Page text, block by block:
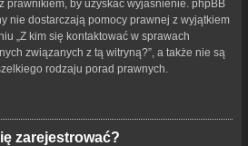
prawnikiem, by uzyskać wyjaśnienie. phpBB
nie dostarczają pomocy prawnej z wyjątkiem
„Z kim się kontaktować w sprawach
związanych z tą witryną?”, a także nie są
rodzaju porad prawnych.
zarejestrować?